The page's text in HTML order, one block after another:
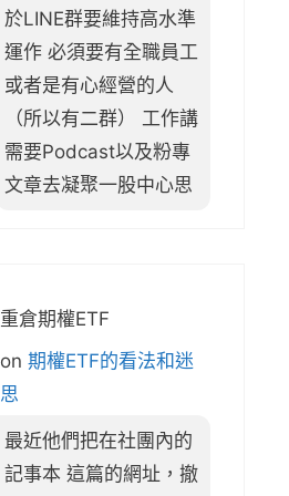
於LINE群要維持高水準
運作 必須要有全職員工
或者是有心經營的人
（所以有二群） 工作講
需要Podcast以及粉專
文章去凝聚一股中心思
重倉期權ETF
on 期權ETF的看法和迷
思
最近他們把在社團內的
記事本 這篇的網址，撤